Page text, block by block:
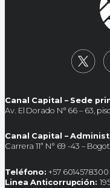
Canal Capital – Sede
Av. El Dorado N° 66 – 63,
Canal Capital –
Carrera 11ª N° 69 -43 –
Teléfono: +57
Linea Anticorrupción: